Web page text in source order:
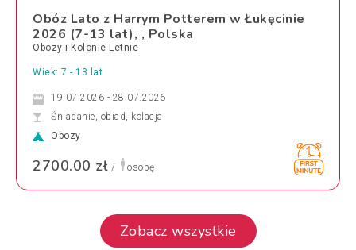
Obóz Lato z Harrym Potterem w Łukęcinie
2026 (7-13 lat), , Polska
Obozy i Kolonie Letnie
Wiek: 7 - 13 lat
19.07.2026 - 28.07.2026
Śniadanie, obiad, kolacja
Obozy
2700.00 zł / osobę
Zobacz wszystkie